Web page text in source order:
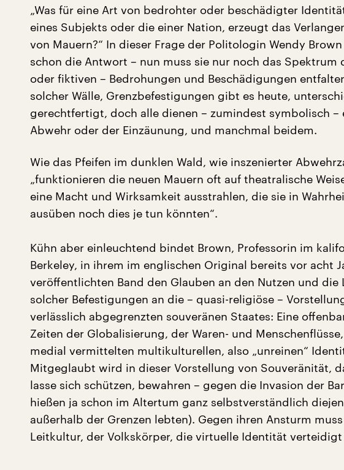
„Was für eine Art von bedrohter oder beschädigter
eines Subjekts oder die einer Nation, erzeugt das
von Mauern?“ In dieser Frage der Politologin Wendy
schon die Antwort – nun muss sie nur noch das Spektrum
oder fiktiven – Bedrohungen und Beschädigungen
solcher Wälle, Grenzbefestigungen gibt es heute,
gerechtfertigt, doch alle dienen – zumindest symbolisch –
Abwehr oder der Einzäunung, und manchmal beidem.
Wie das Pfeifen im dunklen Wald, wie inszenierter
„funktionieren die neuen Mauern oft auf theatralische
eine Macht und Wirksamkeit ausstrahlen, die sie in
ausüben noch dies je tun könnten“.
Kühn aber einleuchtend bindet Brown, Professorin im
Berkeley, in ihrem im englischen Original bereits vor acht
veröffentlichten Band den Glauben an den Nutzen und
solcher Befestigungen an die – quasi-religiöse –
verlässlich abgegrenzten souveränen Staates: Eine
Zeiten der Globalisierung, der Waren- und
medial vermittelten multikulturellen, also „unreinen“
Mitgeglaubt wird in dieser Vorstellung von Souveränität,
lasse sich schützen, bewahren – gegen die Invasion der
hießen ja schon im Altertum ganz selbstverständlich
außerhalb der Grenzen lebten). Gegen ihren Ansturm
Leitkultur, der Volkskörper, die virtuelle Identität verteidigt